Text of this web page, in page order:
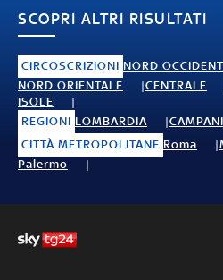
SCOPRI ALTRI RISULTATI
CIRCOSCRIZIONI NORD
NORD ORIENTALE
CENTRALE
ISOLE
REGIONI LOMBARDIA
CITTÀ METROPOLITANE Roma
Palermo